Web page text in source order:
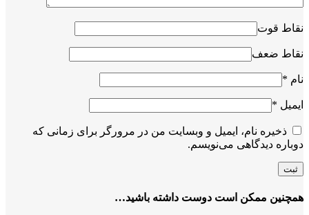
نقاط قوت
نقاط ضعف
نام *
ایمیل *
ذخیره نام، ایمیل و وبسایت من در مرورگر برای زمانی که
دوباره دیدگاهی می‌نویسم.
همچنین ممکن است دوست داشته باشید…